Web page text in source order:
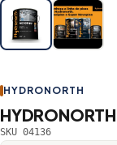
HYDRONORTH
SKU 04136